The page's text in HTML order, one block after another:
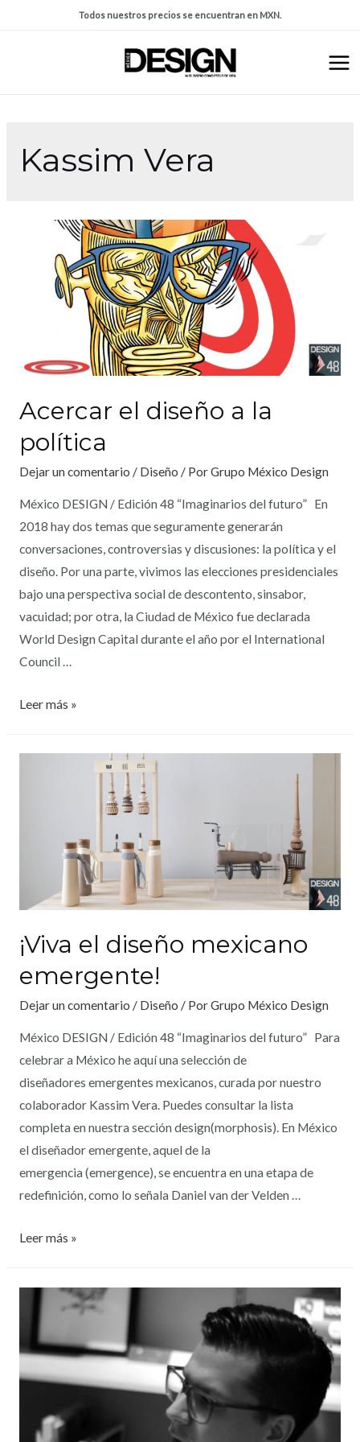
Todos nuestros precios se encuentran en MXN.
Kassim Vera
Acercar el diseño a la
política
Dejar un comentario / Diseño / PorGrupo México Design
México DESIGN / Edición 48 “Imaginarios del futuro” En
2018 hay dos temas que seguramente generarán
conversaciones, controversias y discusiones: la política y el
diseño. Por una parte, vivimos las elecciones presidenciales
bajo una perspectiva social de descontento, sinsabor,
vacuidad; por otra, la Ciudad de México fue declarada
World Design Capital durante el año por el International
Council …
Leer más »
¡Viva el diseño mexicano
emergente!
Dejar un comentario / Diseño / PorGrupo México Design
México DESIGN / Edición 48 “Imaginarios del futuro” Para
celebrar a México he aquí una selección de
diseñadores emergentes mexicanos, curada por nuestro
colaborador Kassim Vera. Puedes consultar la lista
completa en nuestra sección design(morphosis). En México
el diseñador emergente, aquel de la
emergencia (emergence), se encuentra en una etapa de
redefinición, como lo señala Daniel van der Velden …
Leer más »